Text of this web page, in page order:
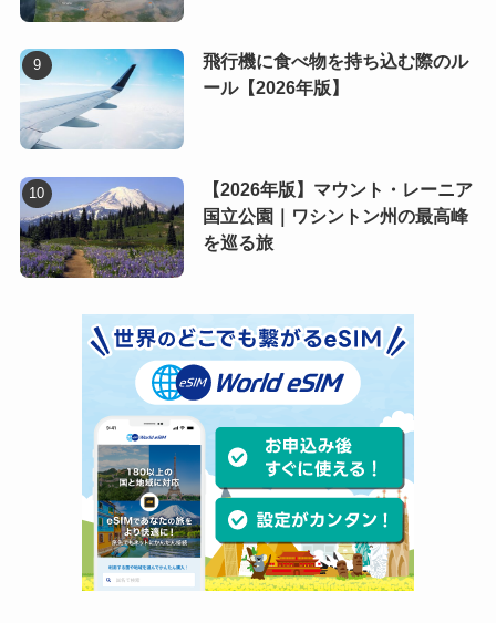
飛行機に食べ物を持ち込む際のル
ール【2026年版】
【2026年版】マウント・レーニア
国立公園｜ワシントン州の最高峰
を巡る旅